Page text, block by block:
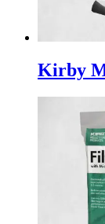
Kirby